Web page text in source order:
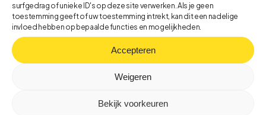
surfgedrag of unieke ID's op deze site verwerken. Als je geen
toestemming geeft of uw toestemming intrekt, kan dit een nadelige
invloed hebben op bepaalde functies en mogelijkheden.
Accepteren
Weigeren
Bekijk voorkeuren
Voor organisaties:
Minder verzuim en hogere productiviteit
Betere betrokkenheid en inzetbaarheid
financiële gezondheid